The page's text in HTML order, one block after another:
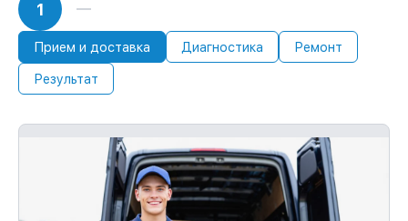
1
Прием и доставка Диагностика Ремонт
Результат